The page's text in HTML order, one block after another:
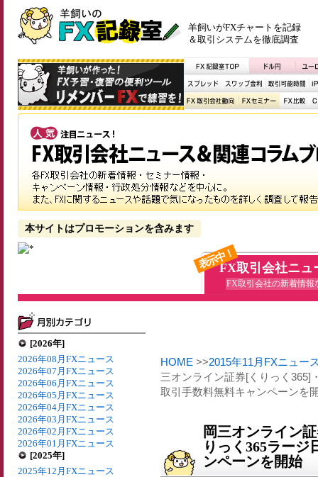
羊飼いがFXチャートを記録
＆取引システムを徹底調査
本サイトはプロモーションを含みます
表示中！FX取引会社ニュ
FX取引会社の新着情報
[2026年]
2026年08月FXニュース
2026年07月FXニュース
2026年06月FXニュース
2026年05月FXニュース
2026年04月FXニュース
2026年03月FXニュース
2026年02月FXニュース
2026年01月FXニュース
[2025年]
2025年12月FXニュース
HOME >>2015年11月FXニュー
三オンライン証券[くりっく365]
取引手数料無料キャンペーンを
岡三オンライン
りっく365ラージ
ンペーンを開始